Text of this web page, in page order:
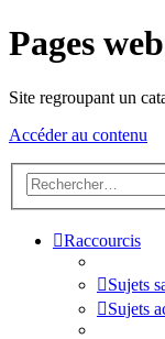
Pages
Site regroupant un
Accéder au contenu
Raccourcis
Sujets
Sujets